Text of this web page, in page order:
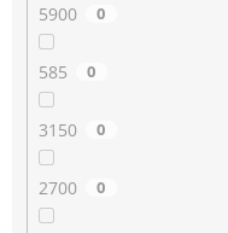
5900 0
585 0
3150 0
2700 0